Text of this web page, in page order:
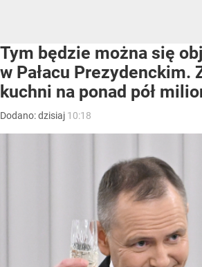
Tym będzie można się
w Pałacu Prezydenckim.
kuchni na ponad pół
Dodano:dzisiaj 10:18